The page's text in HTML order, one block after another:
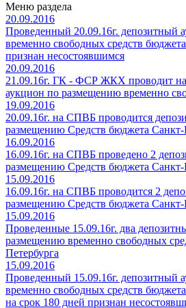
Меню раздела
20.09.2016
Проведенный 20.09.16г. депозитный
временно свободных средств
признан несостоявшимся
20.09.2016
21.09.16г. ГК - ФСР ЖКХ проводит
аукцион по размещению временно
19.09.2016
20.09.16г. на СПВБ проводится
размещению Средств бюджета Санкт-
16.09.2016
16.09.16г. на СПВБ проведено 2
размещению Средств бюджета Санкт-
15.09.2016
16.09.16г. на СПВБ проводится 2
размещению Средств бюджета Санкт-
15.09.2016
Проведенные 15.09.16г. два
размещению временно свободных
Петербурга
15.09.2016
Проведенный 15.09.16г. депозитный
временно свободных средств
на срок 180 дней признан